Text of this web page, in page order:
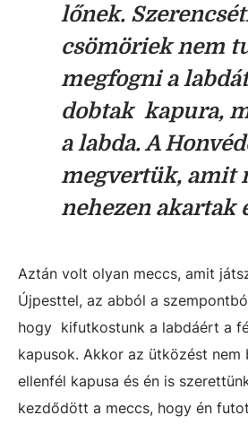
lőnek.
csömöriek nem
megfogni a
dobtak kapura,
a labda. A
megvertük, amit
nehezen akartak
Aztán volt olyan meccs, amit
Újpesttel, az abból a
hogy kifutkostunk a labdáért a
kapusok. Akkor az ütközést nem
ellenfél kapusa és én is
kezdődött a meccs, hogy én